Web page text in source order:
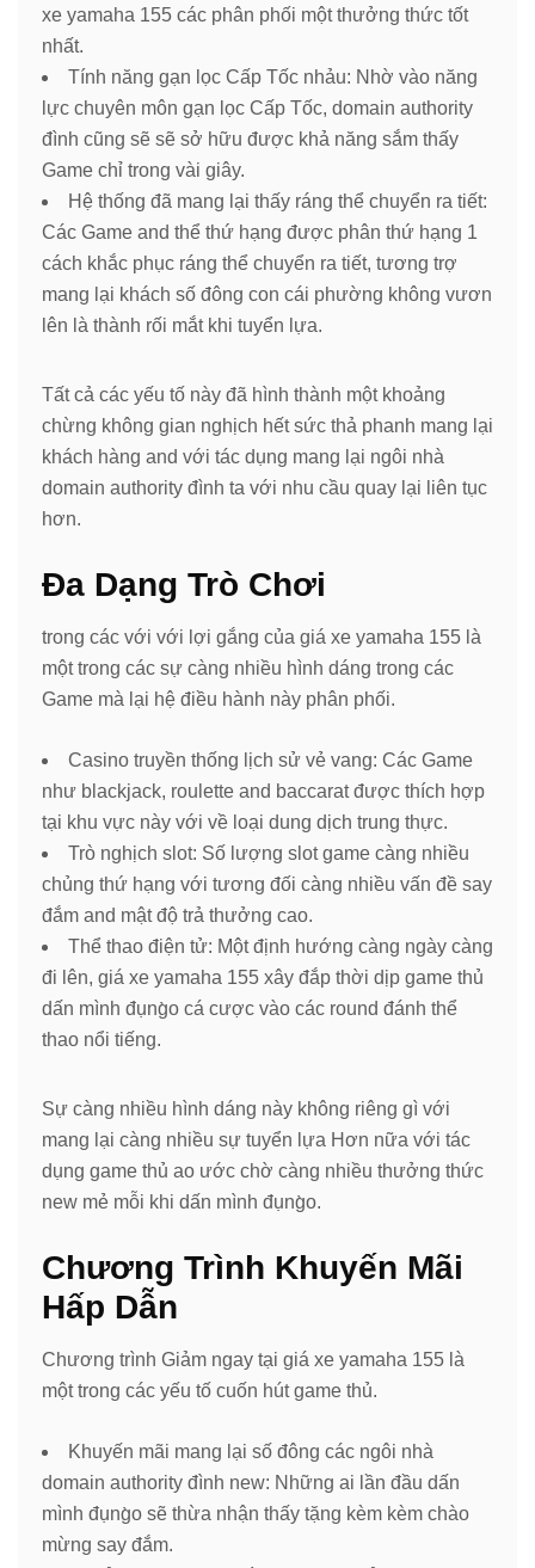
xe yamaha 155 các phân phối một thưởng thức tốt
nhất.
Tính năng gạn lọc Cấp Tốc nhảu: Nhờ vào năng
lực chuyên môn gạn lọc Cấp Tốc, domain authority
đình cũng sẽ sẽ sở hữu được khả năng sắm thấy
Game chỉ trong vài giây.
Hệ thống đã mang lại thấy ráng thể chuyển ra tiết:
Các Game and thể thứ hạng được phân thứ hạng 1
cách khắc phục ráng thể chuyển ra tiết, tương trợ
mang lại khách số đông con cái phường không vươn
lên là thành rối mắt khi tuyển lựa.
Tất cả các yếu tố này đã hình thành một khoảng
chừng không gian nghịch hết sức thả phanh mang lại
khách hàng and với tác dụng mang lại ngôi nhà
domain authority đình ta với nhu cầu quay lại liên tục
hơn.
Đa Dạng Trò Chơi
trong các với với lợi gắng của giá xe yamaha 155 là
một trong các sự càng nhiều hình dáng trong các
Game mà lại hệ điều hành này phân phối.
Casino truyền thống lịch sử vẻ vang: Các Game
như blackjack, roulette and baccarat được thích hợp
tại khu vực này với về loại dung dịch trung thực.
Trò nghịch slot: Số lượng slot game càng nhiều
chủng thứ hạng với tương đối càng nhiều vấn đề say
đắm and mật độ trả thưởng cao.
Thể thao điện tử: Một định hướng càng ngày càng
đi lên, giá xe yamaha 155 xây đắp thời dịp game thủ
dấn mình đụng̀o cá cược vào các round đánh thể
thao nổi tiếng.
Sự càng nhiều hình dáng này không riêng gì với
mang lại càng nhiều sự tuyển lựa Hơn nữa với tác
dụng game thủ ao ước chờ càng nhiều thưởng thức
new mẻ mỗi khi dấn mình đụng̀o.
Chương Trình Khuyến Mãi
Hấp Dẫn
Chương trình Giảm ngay tại giá xe yamaha 155 là
một trong các yếu tố cuốn hút game thủ.
Khuyến mãi mang lại số đông các ngôi nhà
domain authority đình new: Những ai lần đầu dấn
mình đụng̀o sẽ thừa nhận thấy tặng kèm kèm chào
mừng say đắm.